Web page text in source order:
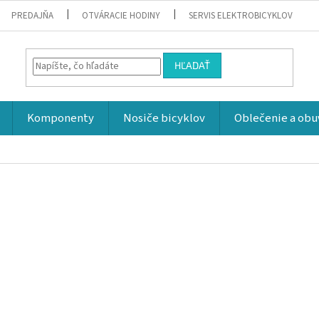
PREDAJŇA OTVÁRACIE HODINY SERVIS ELEKTROBICYKLOV
HĽADAŤ
Komponenty Nosiče bicyklov Oblečenie a